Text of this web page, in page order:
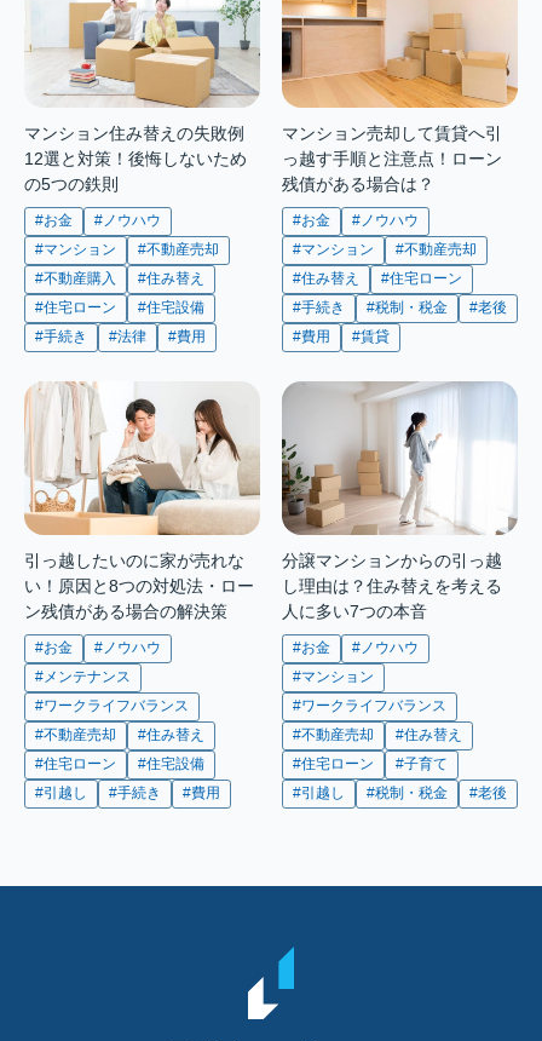
マンション住み替えの失敗例
12選と対策！後悔しないため
の5つの鉄則
#お金
#ノウハウ
#マンション
#不動産売却
#不動産購入
#住み替え
#住宅ローン
#住宅設備
#手続き
#法律 #費用
マンション売却して賃貸へ引
っ越す手順と注意点！ローン
残債がある場合は？
#お金
#ノウハウ
#マンション
#不動産売却
#住み替え
#住宅ローン
#手続き
#税制・税金
#老後
#費用
#賃貸
引っ越したいのに家が売れな
い！原因と8つの対処法・ロー
ン残債がある場合の解決策
#お金
#ノウハウ
#メンテナンス
#ワークライフバランス
#不動産売却
#住み替え
#住宅ローン
#住宅設備
#引越し
#手続き #費用
分譲マンションからの引っ越
し理由は？住み替えを考える
人に多い7つの本音
#お金
#ノウハウ
#マンション
#ワークライフバランス
#不動産売却
#住み替え
#住宅ローン
#子育て
#引越し
#税制・税金 #老後